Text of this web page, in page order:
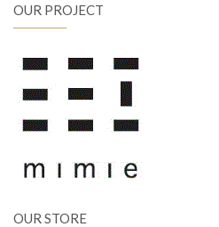
OUR PROJECT
OUR STORE